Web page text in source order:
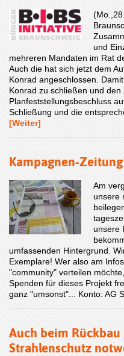
und
mehreren Mandaten im Rat
Auch die hat sich jetzt dem
Konrad angeschlossen.
Konrad zu schließen und den
Planfeststellungsbeschluss
Schließung und die
[Weiter]
Kampagnen-
Am
unsere
unsere
umfassenden Hintergrund.
Exemplare! Wer also am
"community" verteilen
Spenden für dieses Projekt
ganz "umsonst"... Konto: AG
Auch beim
Strahlenschutz